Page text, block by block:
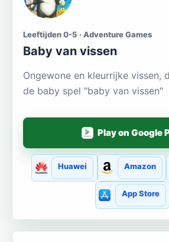
Leeftijden 0-5 · Adventure Games
Baby van vissen
Ongewone en kleurrijke vissen,
de baby spel "baby van vissen"
Play on Google
Huawei Amazon
App Store